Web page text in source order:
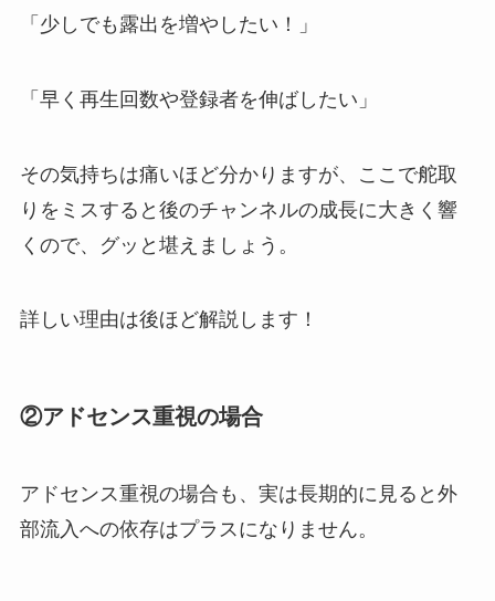
「少しでも露出を増やしたい！」
「早く再生回数や登録者を伸ばしたい」
その気持ちは痛いほど分かりますが、ここで舵取
りをミスすると後のチャンネルの成長に大きく響
くので、グッと堪えましょう。
詳しい理由は後ほど解説します！
②アドセンス重視の場合
アドセンス重視の場合も、実は長期的に見ると外
部流入への依存はプラスになりません。